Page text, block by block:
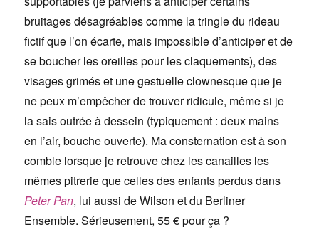
bruitages désagréables comme la tringle du rideau
fictif que l’on écarte, mais impossible d’anticiper et de
se boucher les oreilles pour les claquements), des
visages grimés et une gestuelle clownesque que je
ne peux m’empêcher de trouver ridicule, même si je
la sais outrée à dessein (typiquement : deux mains
en l’air, bouche ouverte). Ma consternation est à son
comble lorsque je retrouve chez les canailles les
mêmes pitrerie que celles des enfants perdus dans
Peter Pan, lui aussi de Wilson et du Berliner
Ensemble. Sérieusement, 55 € pour ça ?